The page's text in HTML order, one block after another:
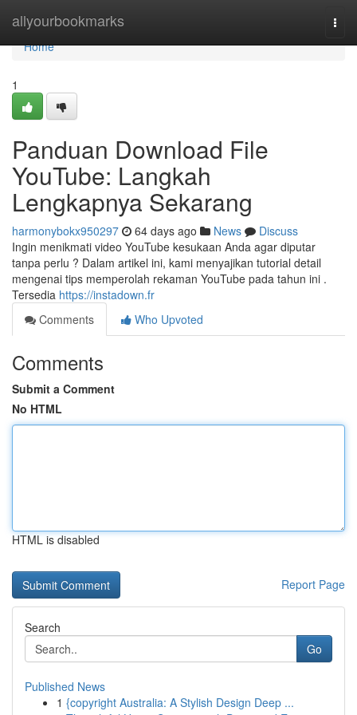
allyourbookmarks
Home
Home
1
Panduan Download File
YouTube: Langkah
Lengkapnya Sekarang
harmonybokx950297 64 days ago News
Discuss
Ingin menikmati video YouTube kesukaan Anda agar diputar
tanpa perlu ? Dalam artikel ini, kami menyajikan tutorial detail
mengenai tips memperolah rekaman YouTube pada tahun ini .
Tersedia https://instadown.fr
Comments
Who Upvoted
Comments
Submit a Comment
No HTML
HTML is disabled
Report Page
Search
Go
Published News
1 {copyright Australia: A Stylish Design Deep ...